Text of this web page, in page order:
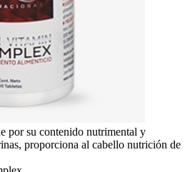
por su contenido nutrimental y
proporciona al cabello nutrición de